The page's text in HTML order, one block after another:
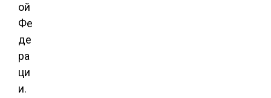
ой
Фе
де
ра
ци
и.